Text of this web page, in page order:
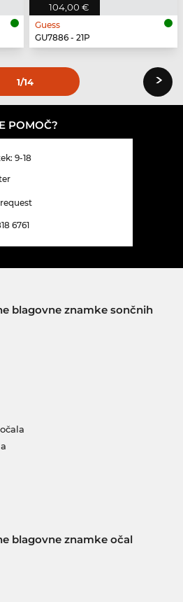
104,00 €
Guess
GU7886 - 21P
1/14 ›
POMOČ?
9-18
6761
blagovne znamke sončnih
blagovne znamke očal